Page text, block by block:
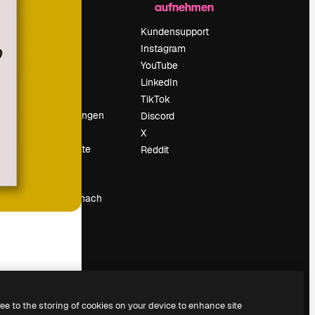
Veranstaltungen
Deine Inhalte
Suchst du nach
magnific.ai
aufnehmen
Kundensupport
Instagram
YouTube
LinkedIn
TikTok
Discord
X
Reddit
to the storing of cookies on your device to enhance site